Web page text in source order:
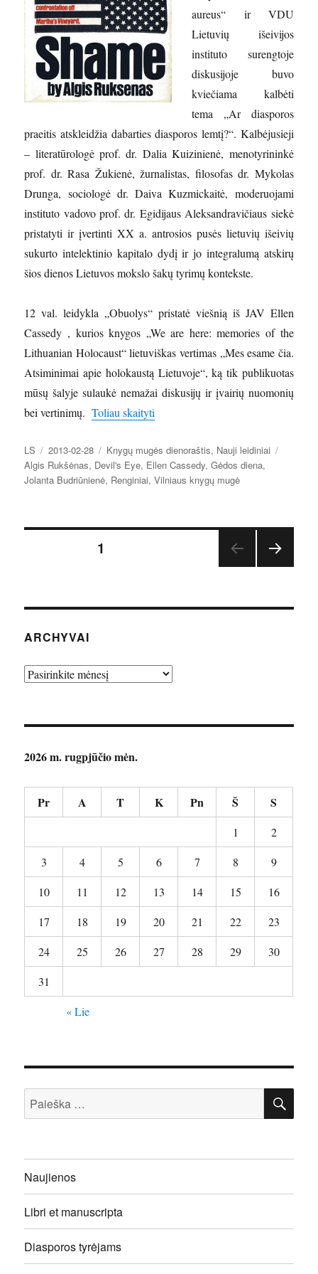
aureus“ ir VDU
Lietuvių išeivijos
instituto surengtoje
diskusijoje buvo
kviečiama kalbėti
tema „Ar diasporos
praeitis atskleidžia dabarties diasporos lemtį?“. Kalbėjusieji
– literatūrologė prof. dr. Dalia Kuizinienė, menotyrininkė
prof. dr. Rasa Žukienė, žurnalistas, filosofas dr. Mykolas
Drunga, sociologė dr. Daiva Kuzmickaitė, moderuojami
instituto vadovo prof. dr. Egidijaus Aleksandravičiaus siekė
pristatyti ir įvertinti XX a. antrosios pusės lietuvių išeivių
sukurto intelektinio kapitalo dydį ir jo integralumą atskirų
šios dienos Lietuvos mokslo šakų tyrimų kontekste.
12 val. leidykla „Obuolys“ pristatė viešnią iš JAV Ellen
Cassedy , kurios knygos „We are here: memories of the
Lithuanian Holocaust“ lietuviškas vertimas „Mes esame čia.
Atsiminimai apie holokaustą Lietuvoje“, ką tik publikuotas
mūsų šalyje sulaukė nemažai diskusijų ir įvairių nuomonių
bei vertinimų.Toliau skaityti
Autorius
LS Paskelbta
2013-02-28 Kategorijos
Knygų mugės dienoraštis, Nauji leidiniai
Algis Rukšėnas, Devil's Eye, Ellen Cassedy,Gėdos diena,
Jolanta Budriūnienė, Renginiai,Vilniaus knygų mugė
1
APIS
ARCHYVAI
Archyvai
2026 m. rugpjūčio mėn.
Pr A T K Pn Š S
1
2
3
4 5 6 7 8
9
10
11 12 13 14 15
16
17
18 19 20 21 22
23
24
25 26 27 28 29
30
31
« Lie
Ieškoti:
Naujienos
Libri et manuscripta
Diasporos tyrėjams